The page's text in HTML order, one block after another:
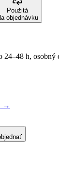
Použitá
objednávku
h, osobný
→